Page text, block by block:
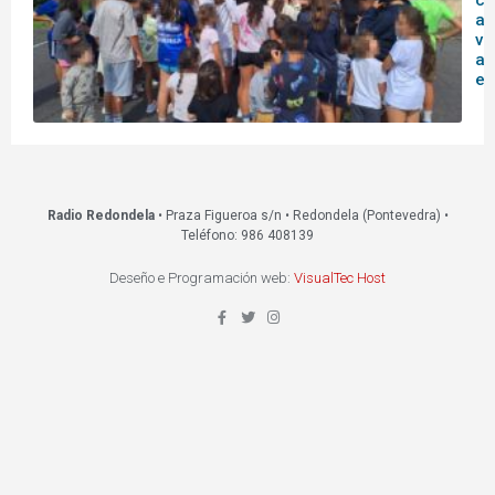
Radio Redondela• Praza Figueroa s/n • Redondela (Pontevedra) •
Teléfono: 986 408139
Deseño e Programación web: VisualTec Host